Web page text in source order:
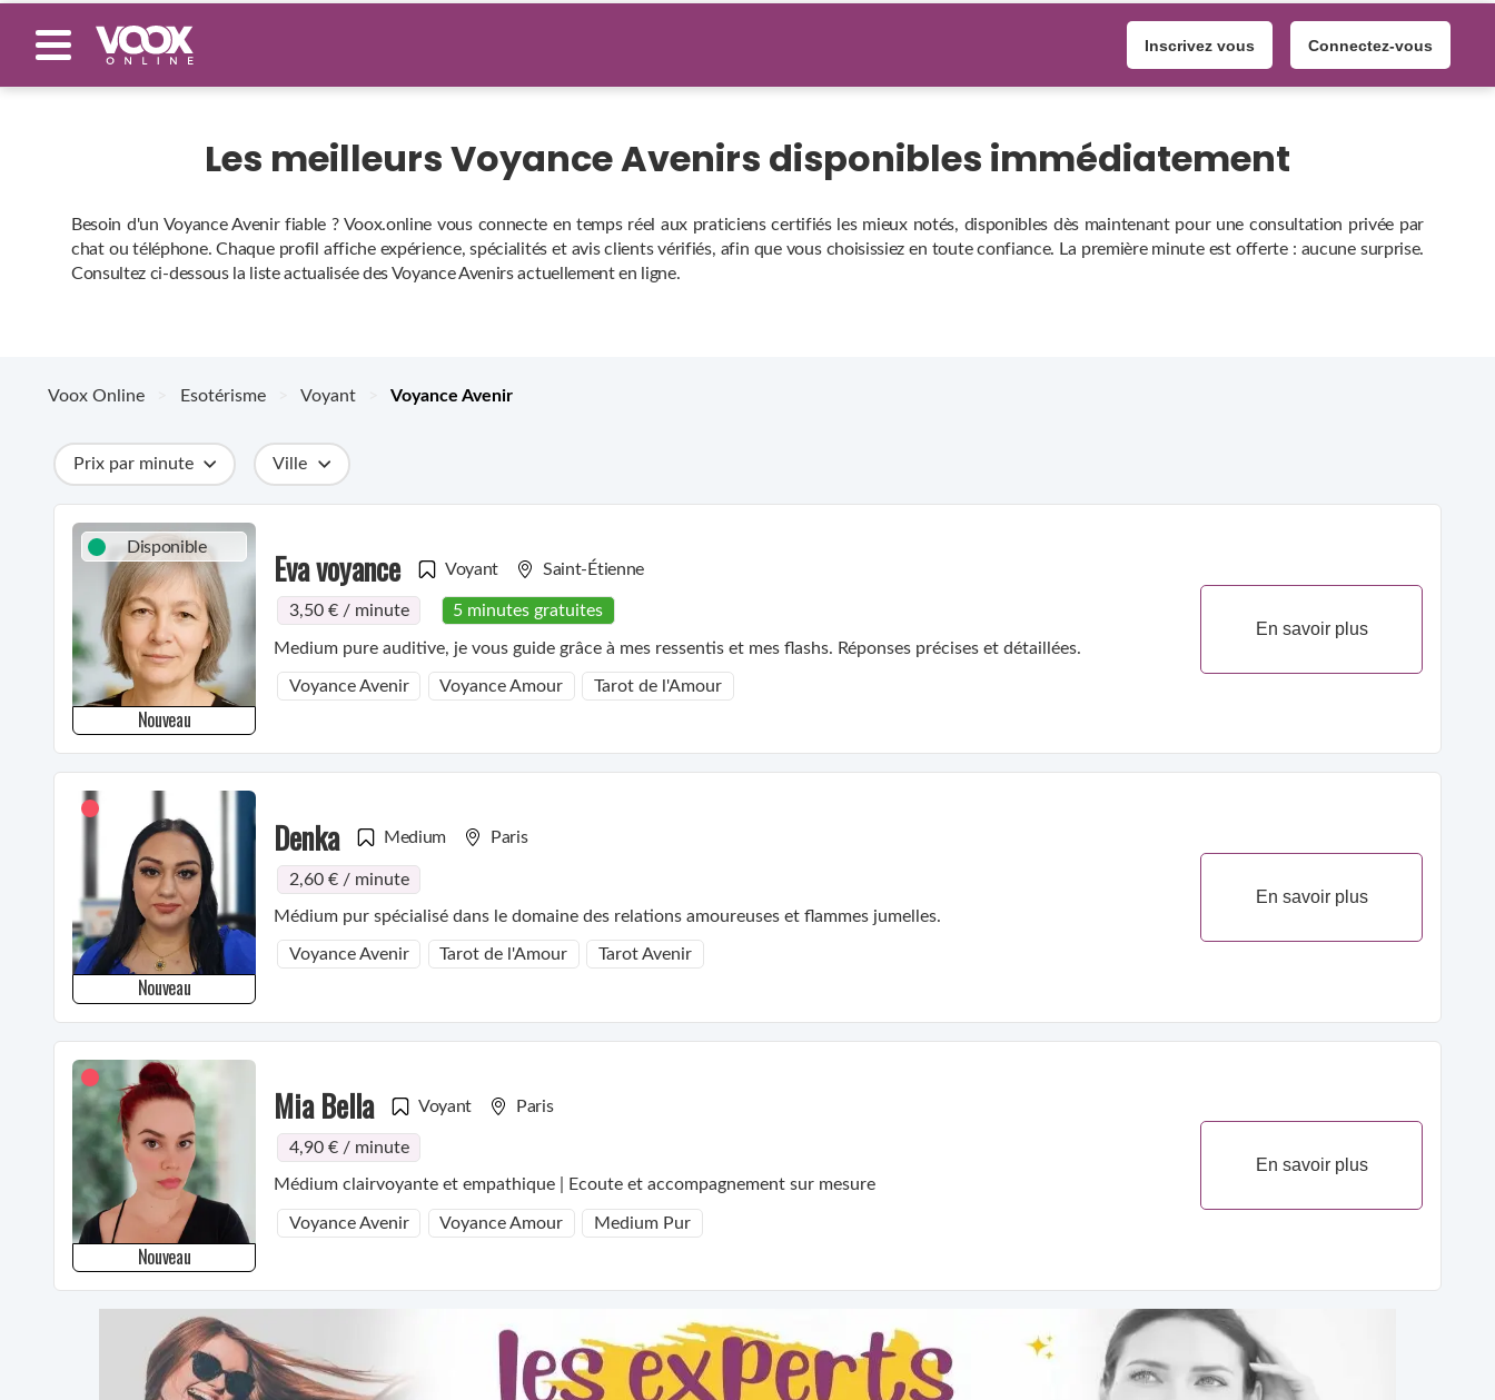
Inscrivez vous Connectez-vous
Les meilleurs Voyance Avenirs disponibles immédiatement
Besoin d'un Voyance Avenir fiable ? Voox.online vous connecte en temps réel aux praticiens certifiés les mieux notés, disponibles dès maintenant pour une consultation privée par
chat ou téléphone. Chaque profil affiche expérience, spécialités et avis clients vérifiés, afin que vous choisissiez en toute confiance. La première minute est offerte : aucune surprise.
Consultez ci‑dessous la liste actualisée des Voyance Avenirs actuellement en ligne.
Voox Online Esotérisme Voyant Voyance Avenir
Prix par minute
Catégories
Métiers
Compétences
Ville
Disponible
Nouveau
Eva voyance Voyant Saint-Étienne
3,50 € / minute 5 minutes gratuites
Medium pure auditive, je vous guide grâce à mes ressentis et mes flashs. Réponses précises et détaillées.
Voyance Avenir Voyance Amour Tarot de l'Amour
En savoir plus
Nouveau
Denka Medium Paris
2,60 € / minute
Médium pur spécialisé dans le domaine des relations amoureuses et flammes jumelles.
Voyance Avenir Tarot de l'Amour Tarot Avenir
En savoir plus
Nouveau
Mia Bella Voyant Paris
4,90 € / minute
Médium clairvoyante et empathique | Ecoute et accompagnement sur mesure
Voyance Avenir Voyance Amour Medium Pur
En savoir plus